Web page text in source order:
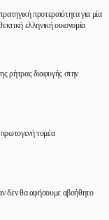
προτεραιότητα για μία
ελληνική οικονομία
ρήτρας διαφυγής στην
τομέα
δεν θα αφήσουμε αβοήθητο